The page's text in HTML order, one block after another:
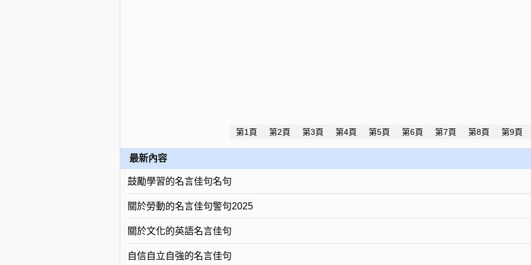
第1頁 第2頁 第3頁 第4頁 第5頁 第6頁 第7頁 第8頁 第9頁
最新內容
鼓勵學習的名言佳句名句
關於勞動的名言佳句警句2025
關於文化的英語名言佳句
自信自立自強的名言佳句